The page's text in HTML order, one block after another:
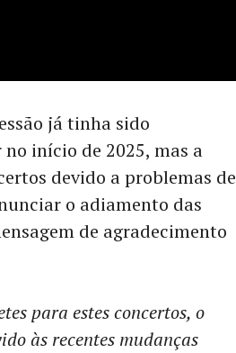
já tinha sido
início de 2025, mas a
devido a problemas de
o adiamento das
de agradecimento
para estes concertos, o
às recentes mudanças